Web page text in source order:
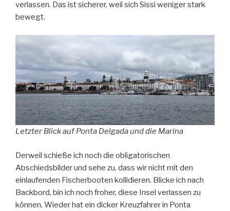
verlassen. Das ist sicherer, weil sich Sissi weniger stark
bewegt.
Letzter Blick auf Ponta Delgada und die Marina
Derweil schieße ich noch die obligatorischen
Abschiedsbilder und sehe zu, dass wir nicht mit den
einlaufenden Fischerbooten kollidieren. Blicke ich nach
Backbord, bin ich noch froher, diese Insel verlassen zu
können. Wieder hat ein dicker Kreuzfahrer in Ponta